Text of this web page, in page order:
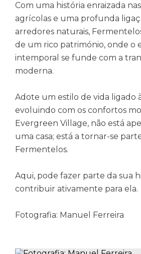
Com uma história enraizada
agrícolas e uma profunda
arredores naturais,
de um rico património, onde o
intemporal se funde com a
moderna.
Adote um estilo de vida ligado
evoluindo com os confortos
Evergreen Village, não está
uma casa; está a tornar-se
Fermentelos.
Aqui, pode fazer parte da sua
contribuir ativamente para ela.
Fotografia: Manuel Ferreira